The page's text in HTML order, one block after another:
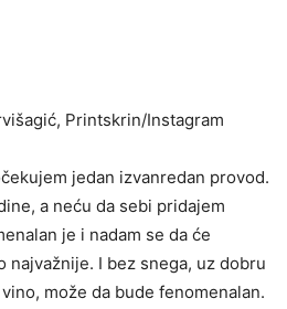
Printskrin/Instagram
jedan izvanredan provod.
a neću da sebi pridajem
je i nadam se da će
najvažnije. I bez snega, uz dobru
može da bude fenomenalan.